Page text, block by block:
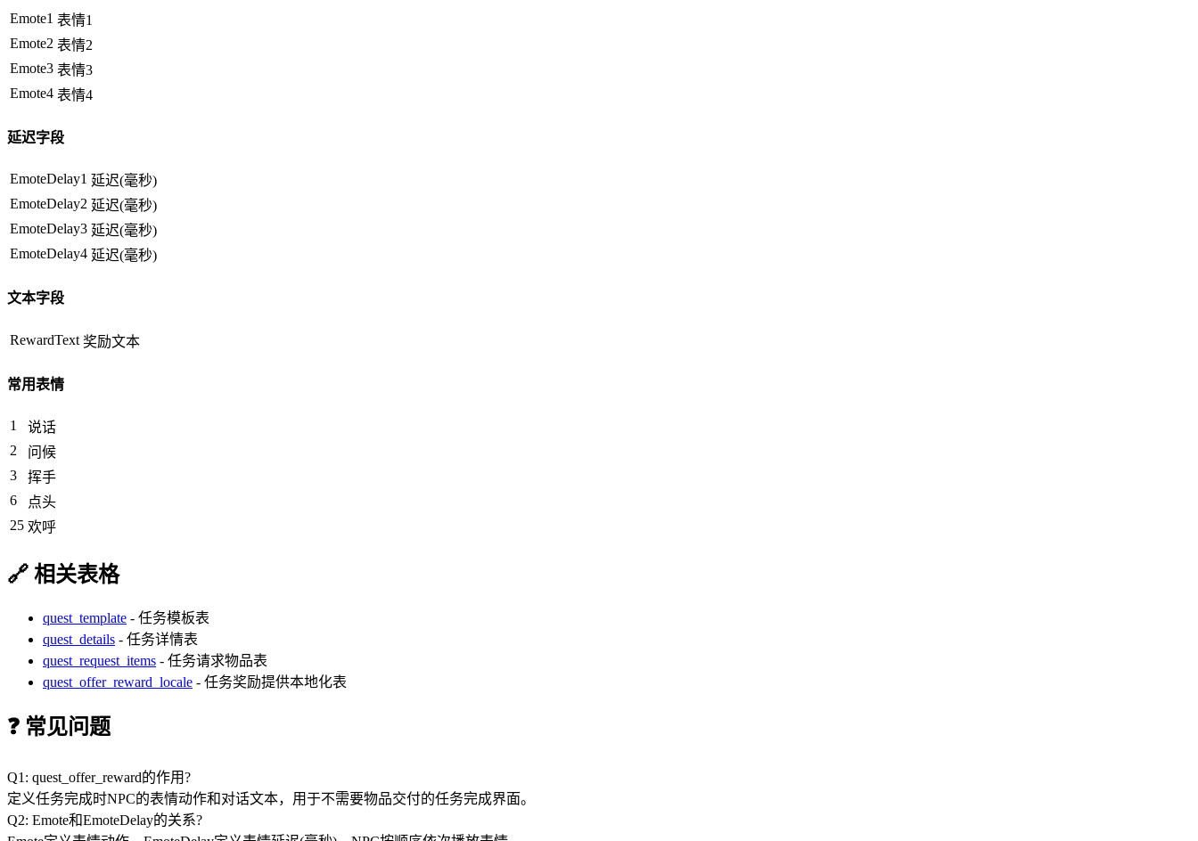
Emote1 表情1
Emote2 表情2
Emote3 表情3
Emote4 表情4
延迟字段
EmoteDelay1 延迟(毫秒)
EmoteDelay2 延迟(毫秒)
EmoteDelay3 延迟(毫秒)
EmoteDelay4 延迟(毫秒)
文本字段
RewardText 奖励文本
常用表情
1
说话
2
问候
3
挥手
6
点头
25 欢呼
🔗 相关表格
quest_template - 任务模板表
quest_details - 任务详情表
quest_request_items - 任务请求物品表
quest_offer_reward_locale - 任务奖励提供本地化表
❓ 常见问题
Q1: quest_offer_reward的作用?
定义任务完成时NPC的表情动作和对话文本，用于不需要物品交付的任务完成界面。
Q2: Emote和EmoteDelay的关系?